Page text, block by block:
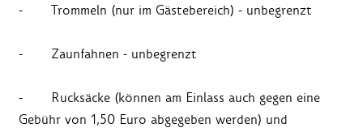
- Trommeln (nur im Gästebereich) - unbegrenzt
- Zaunfahnen - unbegrenzt
- Rucksäcke (können am Einlass auch gegen eine
Gebühr von 1,50 Euro abgegeben werden) und